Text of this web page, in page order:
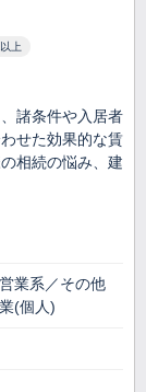
上
諸条件や入居者
せた効果的な賃
相続の悩み、建
業系／その他
(個人)